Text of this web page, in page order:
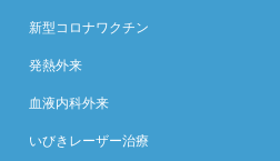
新型コロナワクチン
発熱外来
血液内科外来
いびきレーザー治療